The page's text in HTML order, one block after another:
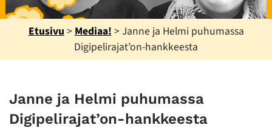
Etusivu > Mediaa! > Janne ja Helmi puhumassa
Digipelirajat’on-hankkeesta
Janne ja Helmi puhumassa
Digipelirajat’on-hankkeesta